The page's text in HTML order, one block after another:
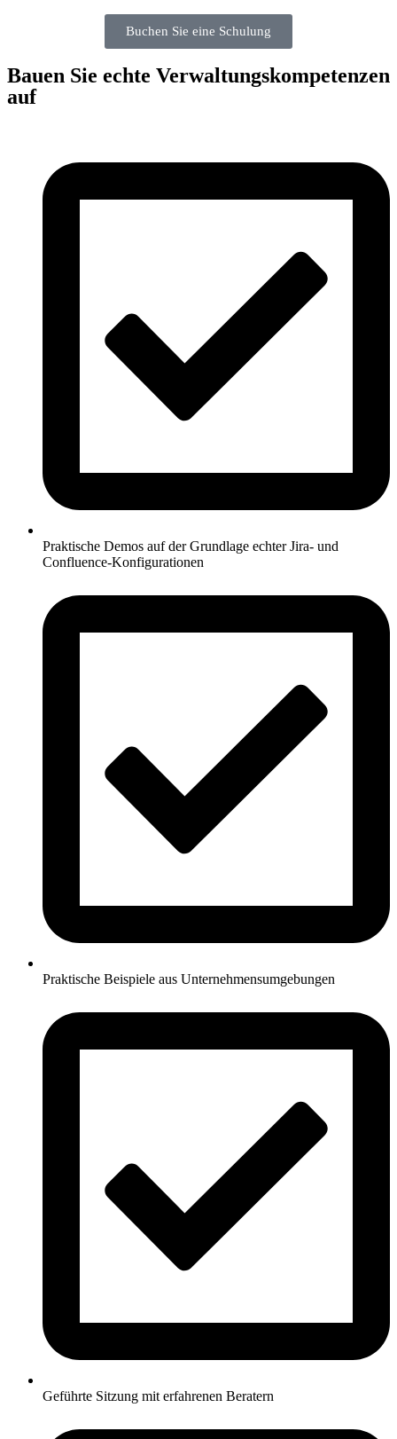
Buchen Sie eine Schulung
Bauen Sie echte Verwaltungskompetenzen
auf
Praktische Demos auf der Grundlage echter Jira- und
Confluence-Konfigurationen
Praktische Beispiele aus Unternehmensumgebungen
Geführte Sitzung mit erfahrenen Beratern